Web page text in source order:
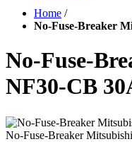
Home /
No-Fuse-Breaker
No-Fuse-
NF30-CB
No-Fuse-Breaker